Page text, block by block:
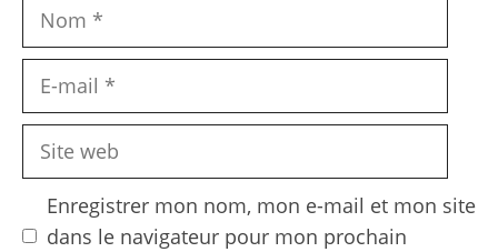
Nom
Site
Enregistrer mon nom, mon e-mail et mon site
dans le navigateur pour mon prochain